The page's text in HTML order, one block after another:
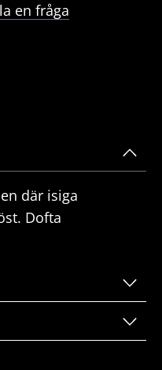
en fråga
där isiga
Dofta